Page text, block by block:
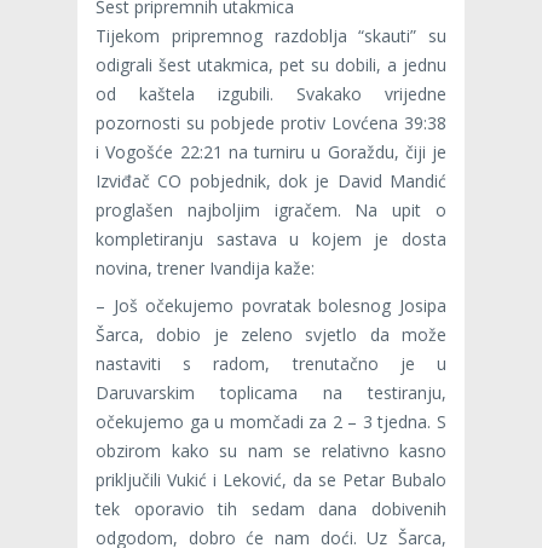
Šest pripremnih utakmica
Tijekom pripremnog razdoblja “skauti” su
odigrali šest utakmica, pet su dobili, a jednu
od kaštela izgubili. Svakako vrijedne
pozornosti su pobjede protiv Lovćena 39:38
i Vogošće 22:21 na turniru u Goraždu, čiji je
Izviđač CO pobjednik, dok je David Mandić
proglašen najboljim igračem. Na upit o
kompletiranju sastava u kojem je dosta
novina, trener Ivandija kaže:
– Još očekujemo povratak bolesnog Josipa
Šarca, dobio je zeleno svjetlo da može
nastaviti s radom, trenutačno je u
Daruvarskim toplicama na testiranju,
očekujemo ga u momčadi za 2 – 3 tjedna. S
obzirom kako su nam se relativno kasno
priključili Vukić i Leković, da se Petar Bubalo
tek oporavio tih sedam dana dobivenih
odgodom, dobro će nam doći. Uz Šarca,